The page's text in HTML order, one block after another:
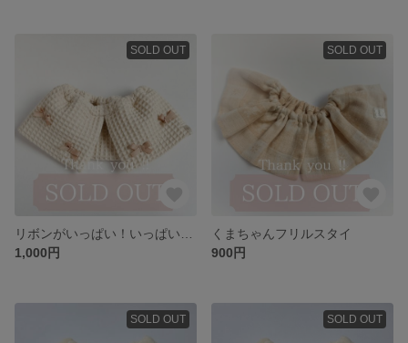
SOLD OUT
1,000円
SOLD OUT
くまちゃんフリルスタイ
900円
SOLD OUT SOLD OUT